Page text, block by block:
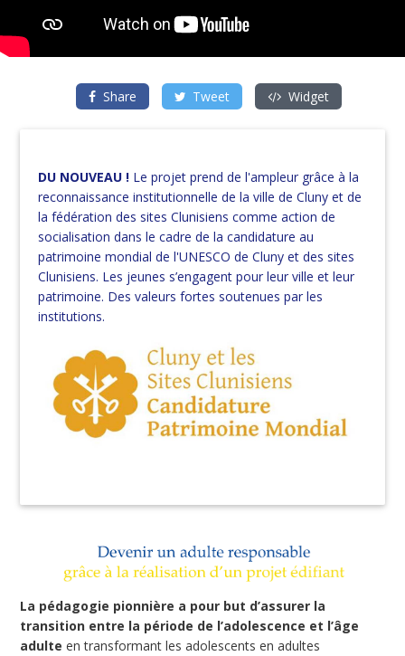
Share Tweet Widget
DU NOUVEAU ! Le projet prend de l'ampleur grâce à la
reconnaissance institutionnelle de la ville de Cluny et de
la fédération des sites Clunisiens comme action de
socialisation dans le cadre de la candidature au
patrimoine mondial de l'UNESCO de Cluny et des sites
Clunisiens. Les jeunes s’engagent pour leur ville et leur
patrimoine. Des valeurs fortes soutenues par les
institutions.
La pédagogie pionnière a pour but d’assurer la
transition entre la période de l’adolescence et l’âge
adulte en transformant les adolescents en adultes